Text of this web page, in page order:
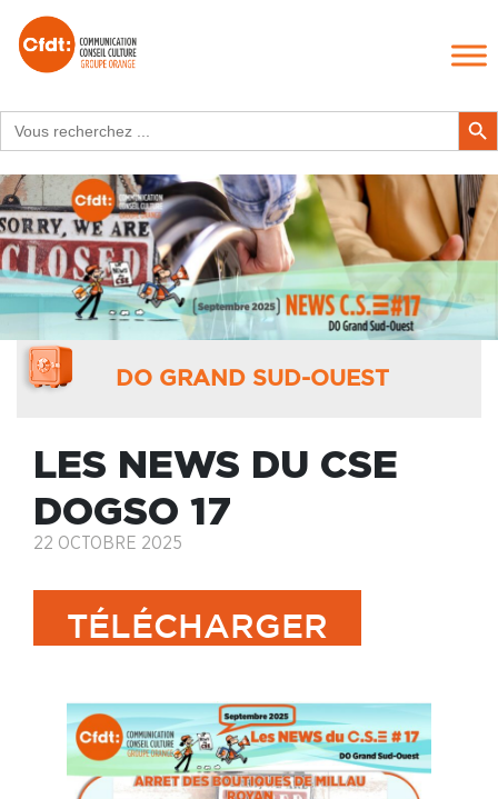
for:
Search
DO GRAND SUD-OUEST
LES NEWS DU CSE
DOGSO 17
22 OCTOBRE 2025
TÉLÉCHARGER